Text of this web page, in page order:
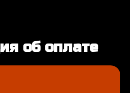
об оплате